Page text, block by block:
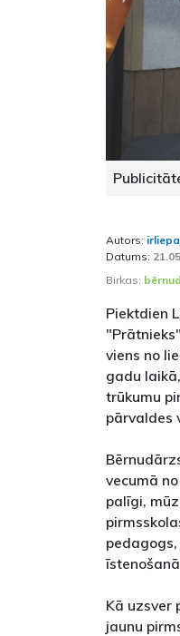
Autors:
Datums:
Birkas:
Piektdien
viens no
gadu
trūkumu
pārvaldes
vecumā
palīgi,
Kā uzsver
jaunu